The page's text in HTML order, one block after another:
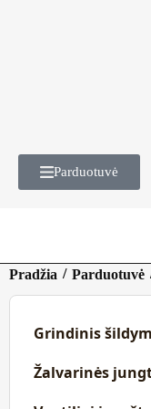
Parduotuvė
Pradžia / Parduotuvė
Grindinis
Žalvarinės